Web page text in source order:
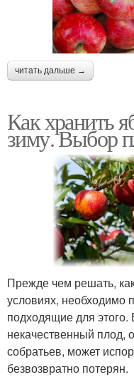
читать дальше →
Как хранить
зиму. Выбор
Прежде чем решать,
условиях, необходимо
подходящие для
некачественный плод,
собратьев, может
безвозвратно потерян.